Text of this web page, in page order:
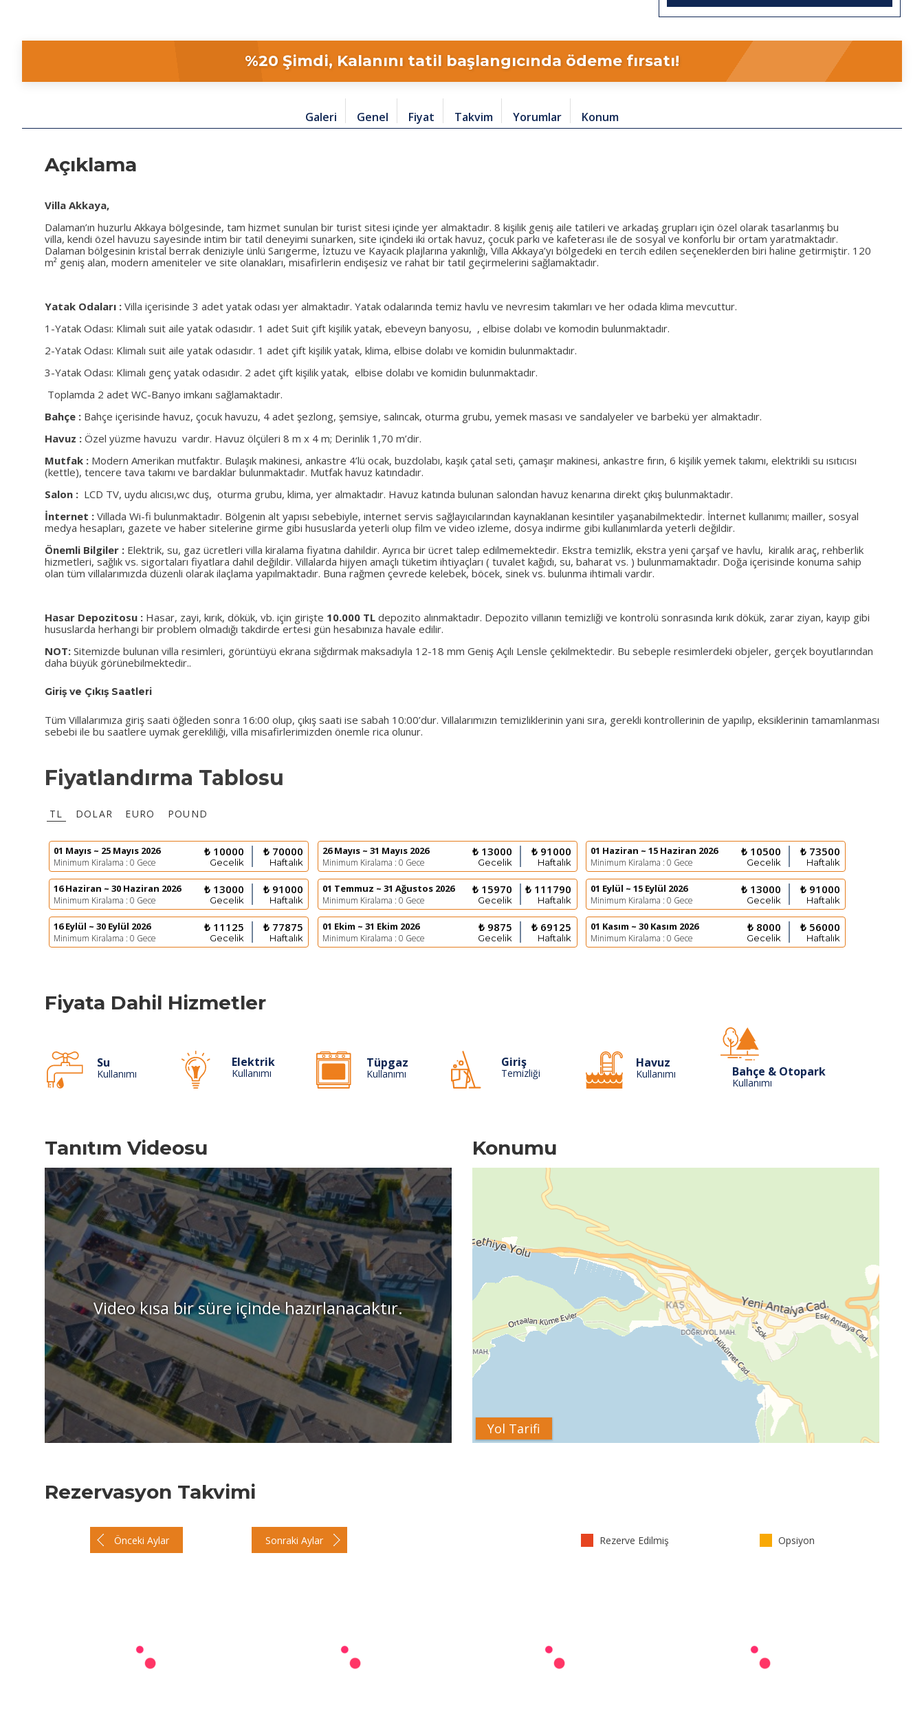
%20 Şimdi, Kalanını tatil başlangıcında ödeme fırsatı!
Galeri Genel Fiyat Takvim Yorumlar Konum
Açıklama
Villa Akkaya,
Dalaman’ın huzurlu Akkaya bölgesinde, tam hizmet sunulan bir turist sitesi içinde yer almaktadır. 8 kişilik geniş aile tatileri ve arkadaş grupları için özel olarak tasarlanmış bu
villa, kendi özel havuzu sayesinde intim bir tatil deneyimi sunarken, site içindeki iki ortak havuz, çocuk parkı ve kafeterası ile de sosyal ve konforlu bir ortam yaratmaktadır.
Dalaman bölgesinin kristal berrak deniziyle ünlü Sarıgerme, İztuzu ve Kayacık plajlarına yakınlığı, Villa Akkaya’yı bölgedeki en tercih edilen seçeneklerden biri haline getirmiştir. 120
m² geniş alan, modern ameniteler ve site olanakları, misafirlerin endişesiz ve rahat bir tatil geçirmelerini sağlamaktadır.
Yatak Odaları : Villa içerisinde 3 adet yatak odası yer almaktadır. Yatak odalarında temiz havlu ve nevresim takımları ve her odada klima mevcuttur.
1-Yatak Odası: Klimalı suit aile yatak odasıdır. 1 adet Suit çift kişilik yatak, ebeveyn banyosu, , elbise dolabı ve komodin bulunmaktadır.
2-Yatak Odası: Klimalı suit aile yatak odasıdır. 1 adet çift kişilik yatak, klima, elbise dolabı ve komidin bulunmaktadır.
3-Yatak Odası: Klimalı genç yatak odasıdır. 2 adet çift kişilik yatak, elbise dolabı ve komidin bulunmaktadır.
Toplamda 2 adet WC-Banyo imkanı sağlamaktadır.
Bahçe : Bahçe içerisinde havuz, çocuk havuzu, 4 adet şezlong, şemsiye, salıncak, oturma grubu, yemek masası ve sandalyeler ve barbekü yer almaktadır.
Havuz : Özel yüzme havuzu vardır. Havuz ölçüleri 8 m x 4 m; Derinlik 1,70 m’dir.
Mutfak : Modern Amerikan mutfaktır. Bulaşık makinesi, ankastre 4’lü ocak, buzdolabı, kaşık çatal seti, çamaşır makinesi, ankastre fırın, 6 kişilik yemek takımı, elektrikli su ısıtıcısı
(kettle), tencere tava takımı ve bardaklar bulunmaktadır. Mutfak havuz katındadır.
Salon : LCD TV, uydu alıcısı,wc duş, oturma grubu, klima, yer almaktadır. Havuz katında bulunan salondan havuz kenarına direkt çıkış bulunmaktadır.
İnternet : Villada Wi-fi bulunmaktadır. Bölgenin alt yapısı sebebiyle, internet servis sağlayıcılarından kaynaklanan kesintiler yaşanabilmektedir. İnternet kullanımı; mailler, sosyal
medya hesapları, gazete ve haber sitelerine girme gibi hususlarda yeterli olup film ve video izleme, dosya indirme gibi kullanımlarda yeterli değildir.
Önemli Bilgiler : Elektrik, su, gaz ücretleri villa kiralama fiyatına dahildir. Ayrıca bir ücret talep edilmemektedir. Ekstra temizlik, ekstra yeni çarşaf ve havlu, kiralık araç, rehberlik
hizmetleri, sağlık vs. sigortaları fiyatlara dahil değildir. Villalarda hijyen amaçlı tüketim ihtiyaçları ( tuvalet kağıdı, su, baharat vs. ) bulunmamaktadır. Doğa içerisinde konuma sahip
olan tüm villalarımızda düzenli olarak ilaçlama yapılmaktadır. Buna rağmen çevrede kelebek, böcek, sinek vs. bulunma ihtimali vardır.
Hasar Depozitosu : Hasar, zayi, kırık, dökük, vb. için girişte 10.000 TL depozito alınmaktadır. Depozito villanın temizliği ve kontrolü sonrasında kırık dökük, zarar ziyan, kayıp gibi
hususlarda herhangi bir problem olmadığı takdirde ertesi gün hesabınıza havale edilir.
NOT: Sitemizde bulunan villa resimleri, görüntüyü ekrana sığdırmak maksadıyla 12-18 mm Geniş Açılı Lensle çekilmektedir. Bu sebeple resimlerdeki objeler, gerçek boyutlarından
daha büyük görünebilmektedir..
Giriş ve Çıkış Saatleri
Tüm Villalarımıza giriş saati öğleden sonra 16:00 olup, çıkış saati ise sabah 10:00’dur. Villalarımızın temizliklerinin yani sıra, gerekli kontrollerinin de yapılıp, eksiklerinin tamamlanması
sebebi ile bu saatlere uymak gerekliliği, villa misafirlerimizden önemle rica olunur.
Fiyatlandırma Tablosu
TL DOLAR EURO POUND
01 Mayıs ~ 25 Mayıs 2026
Minimum Kiralama : 0 Gece
₺ 10000
Gecelik
₺ 70000
Haftalık
26 Mayıs ~ 31 Mayıs 2026
Minimum Kiralama : 0 Gece
₺ 13000
Gecelik
₺ 91000
Haftalık
01 Haziran ~ 15 Haziran 2026
Minimum Kiralama : 0 Gece
₺ 10500
Gecelik
₺ 73500
Haftalık
16 Haziran ~ 30 Haziran 2026
Minimum Kiralama : 0 Gece
₺ 13000
Gecelik
₺ 91000
Haftalık
01 Temmuz ~ 31 Ağustos 2026
Minimum Kiralama : 0 Gece
₺ 15970
Gecelik
₺ 111790
Haftalık
01 Eylül ~ 15 Eylül 2026
Minimum Kiralama : 0 Gece
₺ 13000
Gecelik
₺ 91000
Haftalık
16 Eylül ~ 30 Eylül 2026
Minimum Kiralama : 0 Gece
₺ 11125
Gecelik
₺ 77875
Haftalık
01 Ekim ~ 31 Ekim 2026
Minimum Kiralama : 0 Gece
₺ 9875
Gecelik
₺ 69125
Haftalık
01 Kasım ~ 30 Kasım 2026
Minimum Kiralama : 0 Gece
₺ 8000
Gecelik
₺ 56000
Haftalık
Fiyata Dahil Hizmetler
Su
Kullanımı
Elektrik
Kullanımı
Tüpgaz
Kullanımı
Giriş
Temizliği
Havuz
Kullanımı Bahçe & Otopark
Kullanımı
Tanıtım Videosu
Video kısa bir süre içinde hazırlanacaktır.
Konumu
Yol Tarifi
Rezervasyon Takvimi
Önceki Aylar Sonraki Aylar Rezerve Edilmiş Opsiyon